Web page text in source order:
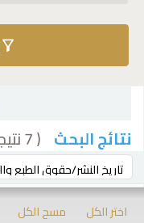
نتائج البحث ( 7 نتيجة)
ترتيب بواسطة:
اختر الكل
مسح الكل